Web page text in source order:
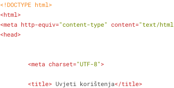
<!DOCTYPE html>
<html>
<meta http-equiv="content-type" content="text/
<head>
<meta charset="UTF-8">
<title> Uvjeti korištenja</title>